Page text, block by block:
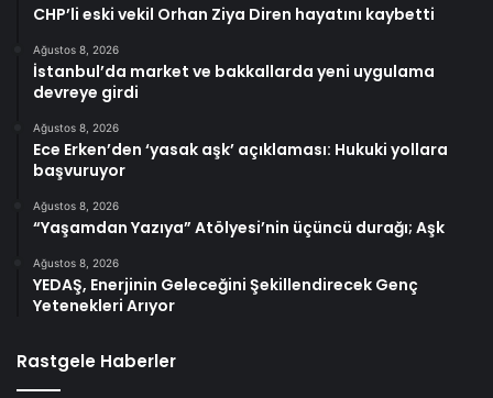
CHP’li eski vekil Orhan Ziya Diren hayatını kaybetti
Ağustos 8, 2026
İstanbul’da market ve bakkallarda yeni uygulama
devreye girdi
Ağustos 8, 2026
Ece Erken’den ‘yasak aşk’ açıklaması: Hukuki yollara
başvuruyor
Ağustos 8, 2026
“Yaşamdan Yazıya” Atölyesi’nin üçüncü durağı; Aşk
Ağustos 8, 2026
YEDAŞ, Enerjinin Geleceğini Şekillendirecek Genç
Yetenekleri Arıyor
Rastgele Haberler